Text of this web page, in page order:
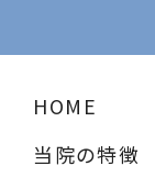
HOME
当院の特徴